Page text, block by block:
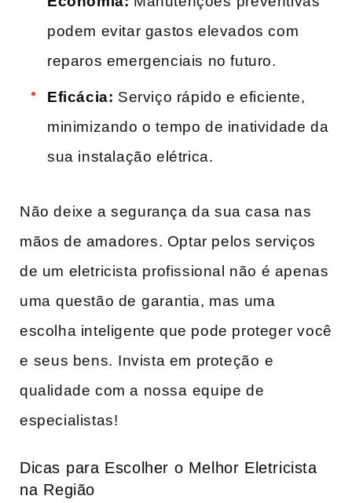
podem evitar gastos elevados com
reparos emergenciais no futuro.
Eficácia: Serviço​ rápido e eficiente,
minimizando o tempo de inatividade da
sua instalação ​elétrica.
Não deixe a segurança da sua casa ‍nas
mãos​ de ‍amadores. Optar ​pelos serviços
de um eletricista ⁣profissional não é apenas
uma ⁤questão de ⁤garantia, mas uma
escolha inteligente que pode proteger⁢ você
e ⁤seus ‌bens.⁣ Invista em proteção⁤ e
qualidade com a nossa ⁤equipe de
especialistas!
Dicas ⁣para Escolher o Melhor Eletricista
na ⁣Região